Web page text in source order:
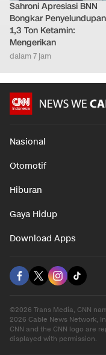
Sahroni Apresiasi BNN
Bongkar Penyelundupan
1,3 Ton Ketamin:
Mengerikan
dalam 7 jam
Nasional
Otomotif
Hiburan
Gaya Hidup
Download Apps
©2026 Trans Media, CNN
2026 Cable News Network,
CNN and the CNN logo are
displayed with permission.